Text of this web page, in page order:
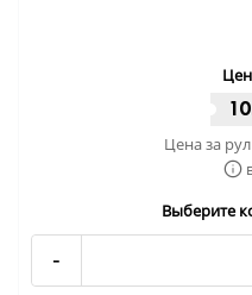
Цена за
Выберите
-